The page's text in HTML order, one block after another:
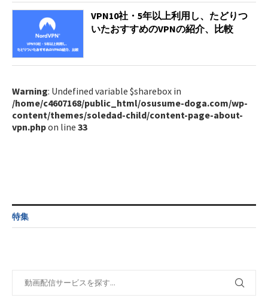
VPN10社・5年以上利用し、たどりつ
いたおすすめのVPNの紹介、比較
Warning: Undefined variable $sharebox in
/home/c4607168/public_html/osusume-doga.com/wp-
content/themes/soledad-child/content-page-about-
vpn.phpon line 33
特集